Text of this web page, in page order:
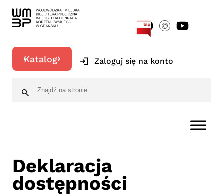
Katalog Zaloguj się na konto
Deklaracja
dostępności